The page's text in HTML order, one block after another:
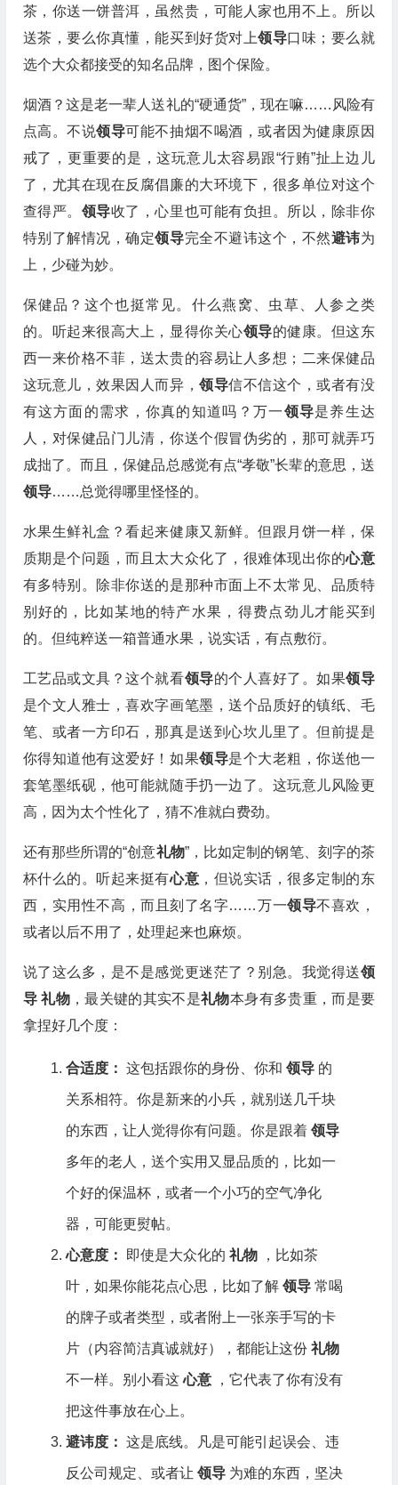
茶，你送一饼普洱，虽然贵，可能人家也用不上。所以
送茶，要么你真懂，能买到好货对上领导口味；要么就
选个大众都接受的知名品牌，图个保险。
烟酒？这是老一辈人送礼的“硬通货”，现在嘛……风险有
点高。不说领导可能不抽烟不喝酒，或者因为健康原因
戒了，更重要的是，这玩意儿太容易跟“行贿”扯上边儿
了，尤其在现在反腐倡廉的大环境下，很多单位对这个
查得严。 领导收了，心里也可能有负担。所以，除非你
特别了解情况，确定领导完全不避讳这个，不然避讳为
上，少碰为妙。
保健品？这个也挺常见。什么燕窝、虫草、人参之类
的。听起来很高大上，显得你关心领导的健康。但这东
西一来价格不菲，送太贵的容易让人多想；二来保健品
这玩意儿，效果因人而异，领导信不信这个，或者有没
有这方面的需求，你真的知道吗？万一领导是养生达
人，对保健品门儿清，你送个假冒伪劣的，那可就弄巧
成拙了。而且，保健品总感觉有点“孝敬”长辈的意思，送
领导……总觉得哪里怪怪的。
水果生鲜礼盒？看起来健康又新鲜。但跟月饼一样，保
质期是个问题，而且太大众化了，很难体现出你的心意
有多特别。除非你送的是那种市面上不太常见、品质特
别好的，比如某地的特产水果，得费点劲儿才能买到
的。但纯粹送一箱普通水果，说实话，有点敷衍。
工艺品或文具？这个就看领导的个人喜好了。如果领导
是个文人雅士，喜欢字画笔墨，送个品质好的镇纸、毛
笔、或者一方印石，那真是送到心坎儿里了。但前提是
你得知道他有这爱好！如果领导是个大老粗，你送他一
套笔墨纸砚，他可能就随手扔一边了。这玩意儿风险更
高，因为太个性化了，猜不准就白费劲。
还有那些所谓的“创意礼物”，比如定制的钢笔、刻字的茶
杯什么的。听起来挺有心意 ，但说实话，很多定制的东
西，实用性不高，而且刻了名字……万一领导不喜欢，
或者以后不用了，处理起来也麻烦。
说了这么多，是不是感觉更迷茫了？别急。我觉得送领
导礼物 ，最关键的其实不是礼物本身有多贵重，而是要
拿捏好几个度：
合适度： 这包括跟你的身份、你和 领导 的
关系相符。你是新来的小兵，就别送几千块
的东西，让人觉得你有问题。你是跟着 领导
多年的老人，送个实用又显品质的，比如一
个好的保温杯，或者一个小巧的空气净化
器，可能更熨帖。
心意度： 即使是大众化的 礼物 ，比如茶
叶，如果你能花点心思，比如了解 领导 常喝
的牌子或者类型，或者附上一张亲手写的卡
片（内容简洁真诚就好），都能让这份 礼物
不一样。别小看这心意 ，它代表了你有没有
把这件事放在心上。
避讳度： 这是底线。凡是可能引起误会、违
反公司规定、或者让 领导 为难的东西，坚决